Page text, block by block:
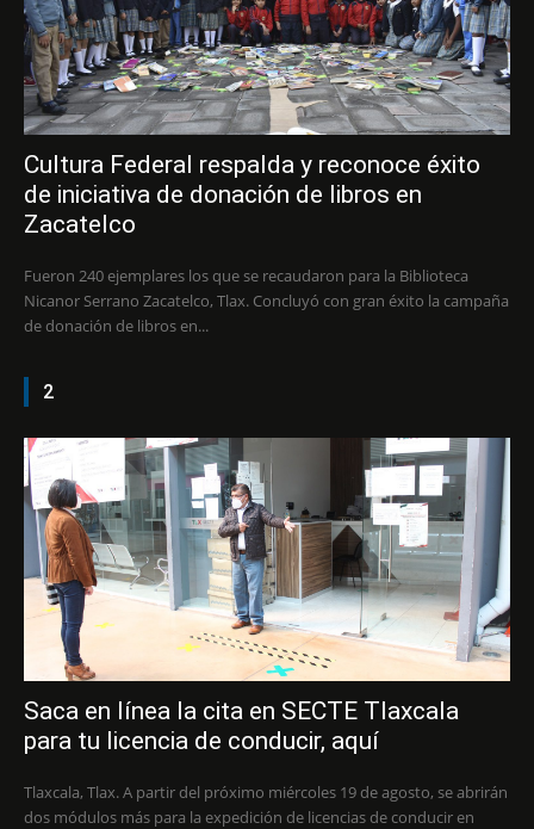
Cultura Federal respalda y reconoce éxito
de iniciativa de donación de libros en
Zacatelco
Fueron 240 ejemplares los que se recaudaron para la Biblioteca
Nicanor Serrano Zacatelco, Tlax. Concluyó con gran éxito la campaña
de donación de libros en...
2
Saca en línea la cita en SECTE Tlaxcala
para tu licencia de conducir, aquí
Tlaxcala, Tlax. A partir del próximo miércoles 19 de agosto, se abrirán
dos módulos más para la expedición de licencias de conducir en